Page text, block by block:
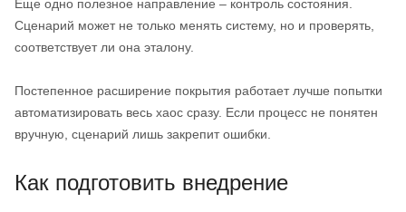
Еще одно полезное направление – контроль состояния.
Сценарий может не только менять систему, но и проверять,
соответствует ли она эталону.
Постепенное расширение покрытия работает лучше попытки
автоматизировать весь хаос сразу. Если процесс не понятен
вручную, сценарий лишь закрепит ошибки.
Как подготовить внедрение